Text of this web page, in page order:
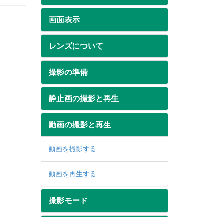
画面表示
レンズについて
撮影の準備
静止画の撮影と再生
動画の撮影と再生
動画を撮影する
動画を再生する
撮影モード